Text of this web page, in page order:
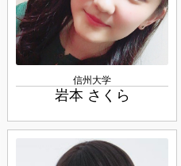
信州大学
岩本 さくら